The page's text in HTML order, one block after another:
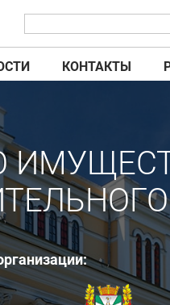
КОНТАКТЫ